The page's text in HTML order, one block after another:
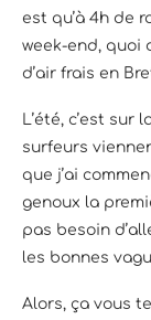
est qu’à 4h de
week-end, quoi
d’air frais en
L’été, c’est
surfeurs
que j’ai
genoux la
pas besoin
les bonnes
Alors, ça vous